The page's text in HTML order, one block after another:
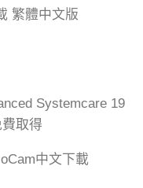
繁體中文版
Systemcare 19
取得
中文下載